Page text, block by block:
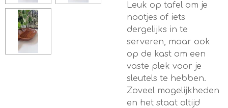
Leuk op tafel om je
nootjes of iets
dergelijks in te
serveren, maar ook
op de kast om een
vaste plek voor je
sleutels te hebben.
Zoveel mogelijkheden
en het staat altijd